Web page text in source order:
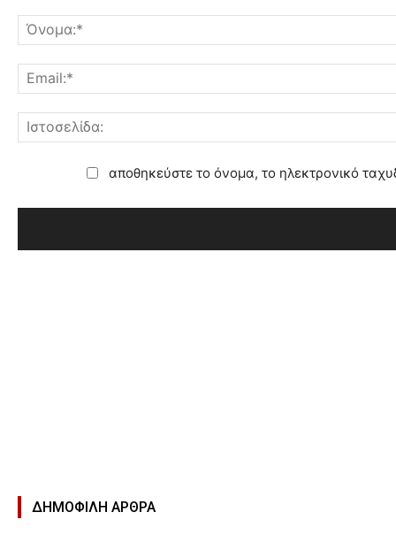
αποθηκεύστε το όνομα, το ηλεκτρονικό
ΔΗΜΟΦΙΛΉ ΑΡΘΡΑ